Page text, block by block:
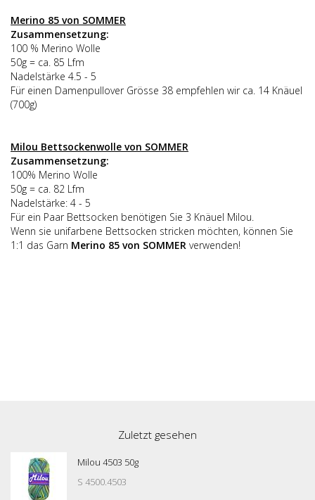
Merino 85 von SOMMER
Zusammensetzung:
100 % Merino Wolle
50g = ca. 85 Lfm
Nadelstärke 4.5 - 5
Für einen Damenpullover Grösse 38 empfehlen wir ca. 14 Knäuel
(700g)
Milou Bettsockenwolle von SOMMER
Zusammensetzung:
100% Merino Wolle
50g = ca. 82 Lfm
Nadelstärke: 4 - 5
Für ein Paar Bettsocken benötigen Sie 3 Knäuel Milou.
Wenn sie unifarbene Bettsocken stricken möchten, können Sie
1:1 das Garn Merino 85 von SOMMER verwenden!
Zuletzt gesehen
Milou 4503 50g
S 4500.4503